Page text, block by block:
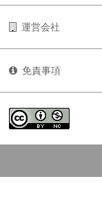
運営会社
免責事項